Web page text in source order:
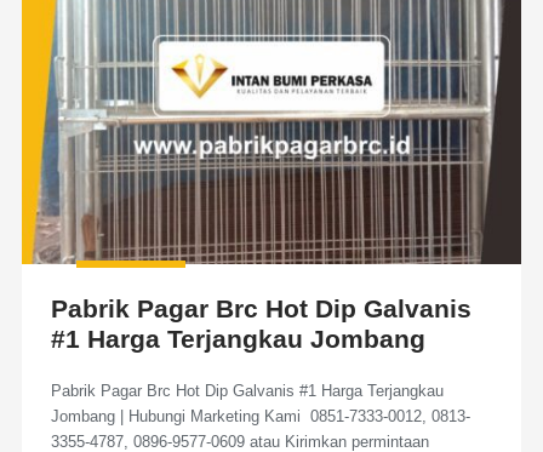
Pabrik Pagar Brc Hot Dip Galvanis
#1 Harga Terjangkau Jombang
Pabrik Pagar Brc Hot Dip Galvanis #1 Harga Terjangkau
Jombang | Hubungi Marketing Kami 0851-7333-0012, 0813-
3355-4787, 0896-9577-0609 atau Kirimkan permintaan